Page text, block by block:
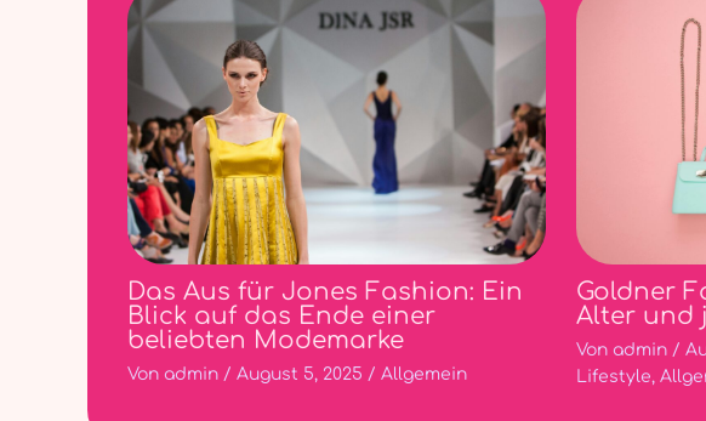
Das Aus für Jones Fashion: Ein
Blick auf das Ende einer
beliebten Modemarke
Von admin / August 5, 2025 / Allgemein
Goldner
Alter und
Von admin /
Lifestyle,